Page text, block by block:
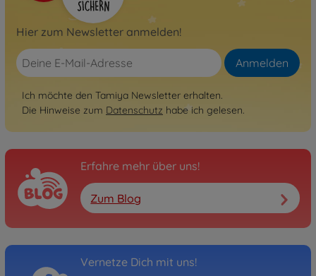
Hier zum Newsletter anmelden!
Anmelden
Ich möchte den Tamiya Newsletter erhalten.
Die Hinweise zum Datenschutz habe ich gelesen.
Erfahre mehr über uns!
Zum Blog
Vernetze Dich mit uns!